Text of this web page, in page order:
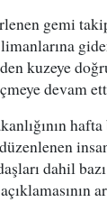
gemi
kuzeye
devam
hafta
dahil